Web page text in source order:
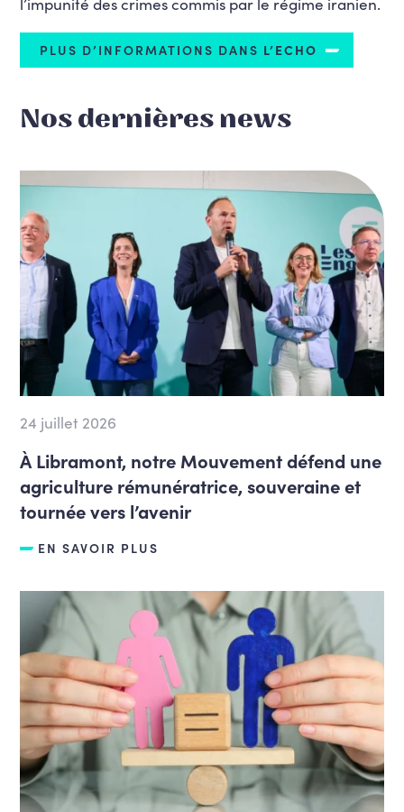
PLUS D’INFORMATIONS DANS L’ECHO
Nos dernières news
24 juillet 2026
À Libramont, notre Mouvement défend une
agriculture rémunératrice, souveraine et
tournée vers l’avenir
EN SAVOIR PLUS